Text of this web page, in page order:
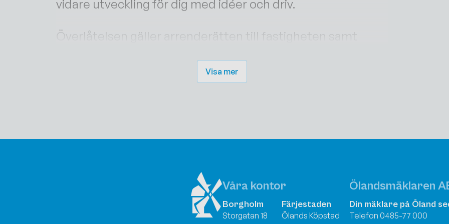
vidare utveckling för dig med idéer och driv.
Överlåtelsen gäller arrenderätten till fastigheten samt
Visa mer
Våra kontor
Borgholm
Storgatan 18
Färjestaden
Ölands Köpstad
Ölandsmäklaren
Din mäklare på Öland
Telefon 0485-77 000